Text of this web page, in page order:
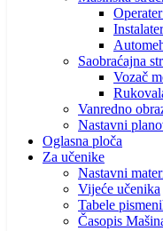
Instalater
Saobraćajna
Vozač
Vanredno
Nastavni
Oglasna ploča
Za učenike
Nastavni
Vijeće učenika
Tabele
Časopis